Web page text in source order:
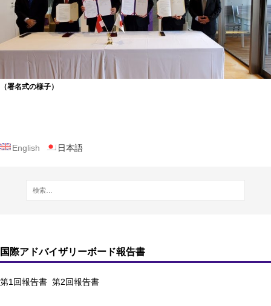
（署名式の様子）
English 日本語
国際アドバイザリーボード報告書
第1回報告書 第2回報告書